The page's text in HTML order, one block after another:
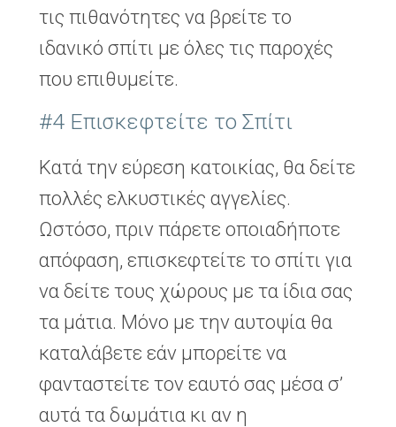
τις πιθανότητες να βρείτε το
ιδανικό σπίτι με όλες τις παροχές
που επιθυμείτε.
#4 Επισκεφτείτε το Σπίτι
Κατά την εύρεση κατοικίας, θα δείτε
πολλές ελκυστικές αγγελίες.
Ωστόσο, πριν πάρετε οποιαδήποτε
απόφαση, επισκεφτείτε το σπίτι για
να δείτε τους χώρους με τα ίδια σας
τα μάτια. Μόνο με την αυτοψία θα
καταλάβετε εάν μπορείτε να
φανταστείτε τον εαυτό σας μέσα σ’
αυτά τα δωμάτια κι αν η